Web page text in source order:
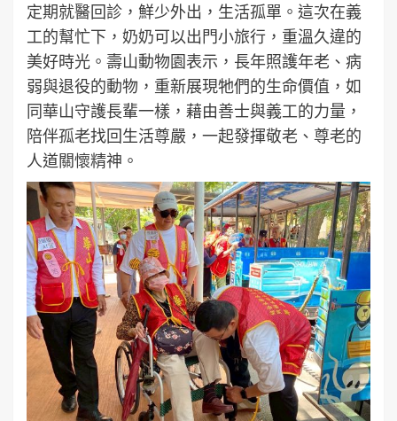
定期就醫回診，鮮少外出，生活孤單。這次在義
工的幫忙下，奶奶可以出門小旅行，重溫久違的
美好時光。壽山動物園表示，長年照護年老、病
弱與退役的動物，重新展現牠們的生命價值，如
同華山守護長輩一樣，藉由善士與義工的力量，
陪伴孤老找回生活尊嚴，一起發揮敬老、尊老的
人道關懷精神。